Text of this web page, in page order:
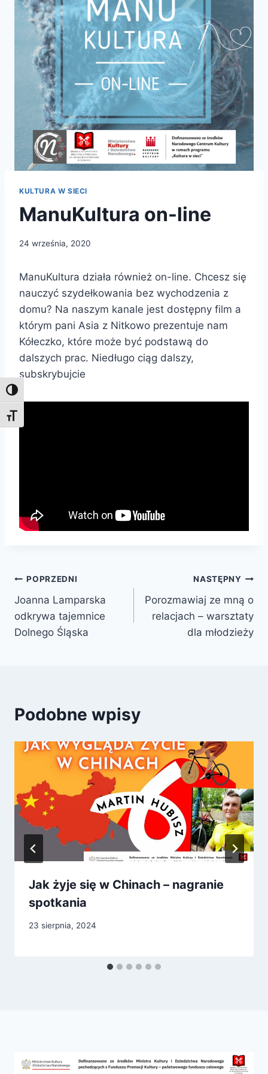
Toggle High Contrast
Toggle Font size
KULTURA W SIECI
ManuKultura on-line
24 września, 2020
ManuKultura działa również on-line. Chcesz się
nauczyć szydełkowania bez wychodzenia z
domu? Na naszym kanale jest dostępny film a
którym pani Asia z Nitkowo prezentuje nam
Kółeczko, które może być podstawą do
dalszych prac. Niedługo ciąg dalszy,
subskrybujcie
Nawigacja
wpisu
POPRZEDNI
Joanna Lamparska
odkrywa tajemnice
Dolnego Śląska
NASTĘPNY
Porozmawiaj ze mną o
relacjach – warsztaty
dla młodzieży
Podobne wpisy
Jak żyje się w Chinach – nagranie
spotkania
23 sierpnia, 2024